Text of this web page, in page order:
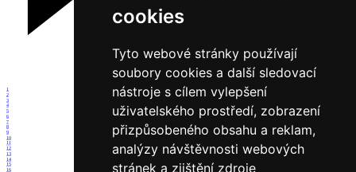
cookies
Tyto webové stránky používají
soubory cookies a další sledovací
nástroje s cílem vylepšení
uživatelského prostředí, zobrazení
přizpůsobeného obsahu a reklam,
analýzy návštěvnosti webových
stránek a zjištění zdroje
1
2
3
4
5
6
7
8
9
10
11
12
13
14
15
16